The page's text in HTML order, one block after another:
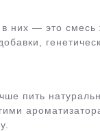
них — это смесь
пить